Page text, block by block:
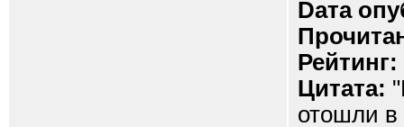
Dата
Рейтинг:
Цитата:
отошли в